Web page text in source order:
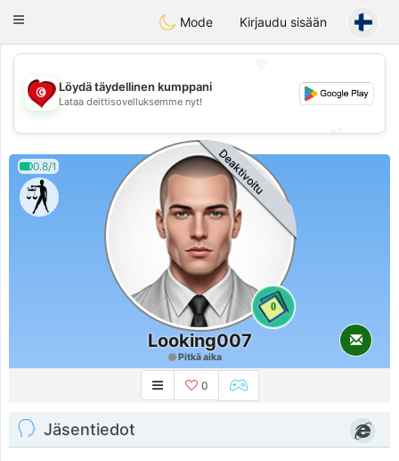
Tunisia Dating
Toggle
Mode Kirjaudu sisään
💖
💕
Löydä täydellinen kumppani
Lataa deittisovelluksemme nyt!
0.8/1
0
Deaktivoitu
Looking007
Pitkä aika
0
Jäsentiedot